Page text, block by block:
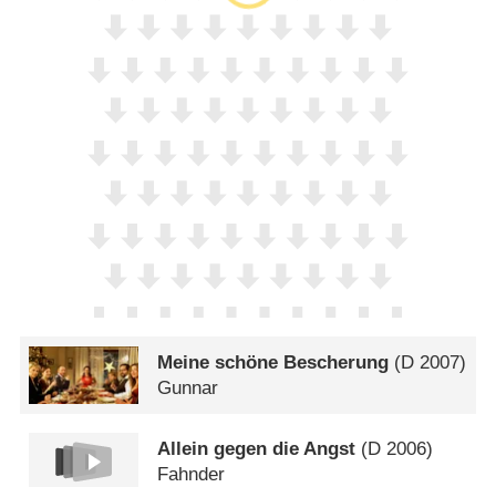
Meine schöne Bescherung (D 2007)
Gunnar
Allein gegen die Angst (D 2006)
Fahnder